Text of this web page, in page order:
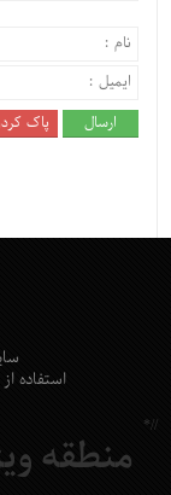
استفاده
منطقه
//*